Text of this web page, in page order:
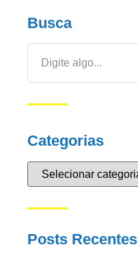
Busca
Categorias
Posts Recentes